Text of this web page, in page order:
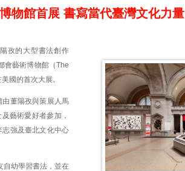
物館首展 書寫當代臺灣文化力量
孜的大型書法創作
會藝術博物館（The
國的首次大展。
董陽孜與策展人馬
藝術愛好者參加，
強及臺北文化中心
自幼學習書法，並在